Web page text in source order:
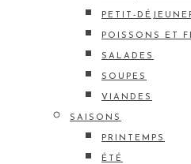
PETIT-
POISSONS ET
SALADES
SOUPES
VIANDES
SAISONS
PRINTEMPS
ÉTÉ